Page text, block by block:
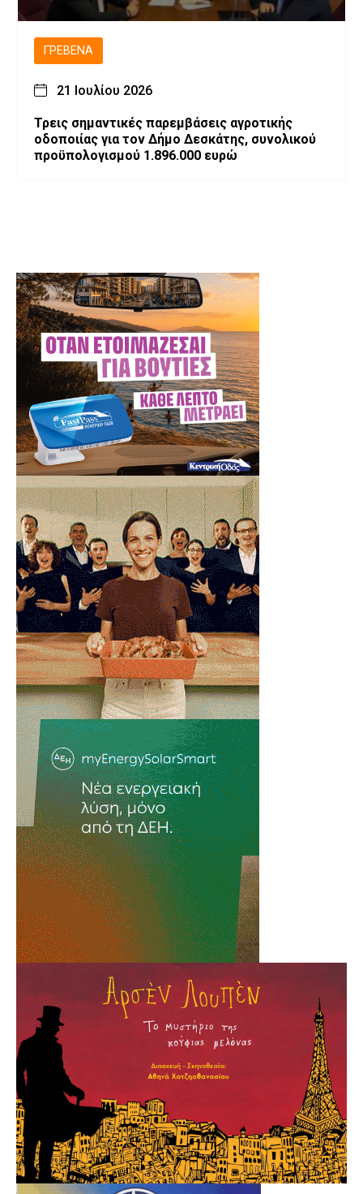
ΓΡΕΒΕΝΆ
21 Ιουλίου 2026
Τρεις σημαντικές παρεμβάσεις αγροτικής
οδοποιίας για τον Δήμο Δεσκάτης, συνολικού
προϋπολογισμού 1.896.000 ευρώ